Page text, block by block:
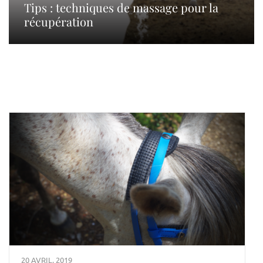
Tips : techniques de massage pour la
récupération
20 AVRIL, 2019